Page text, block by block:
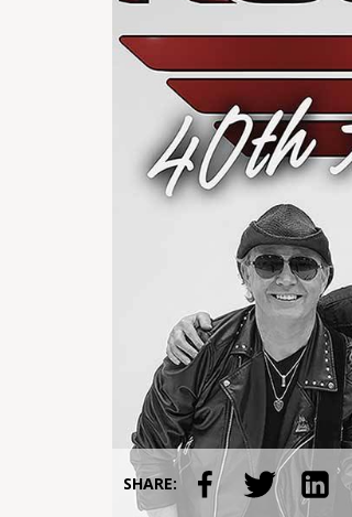
SHARE: